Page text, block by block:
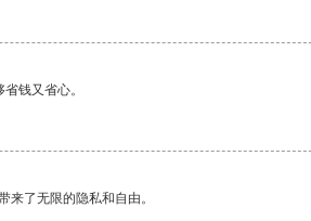
钱又省心。
来了无限的隐私和自由。